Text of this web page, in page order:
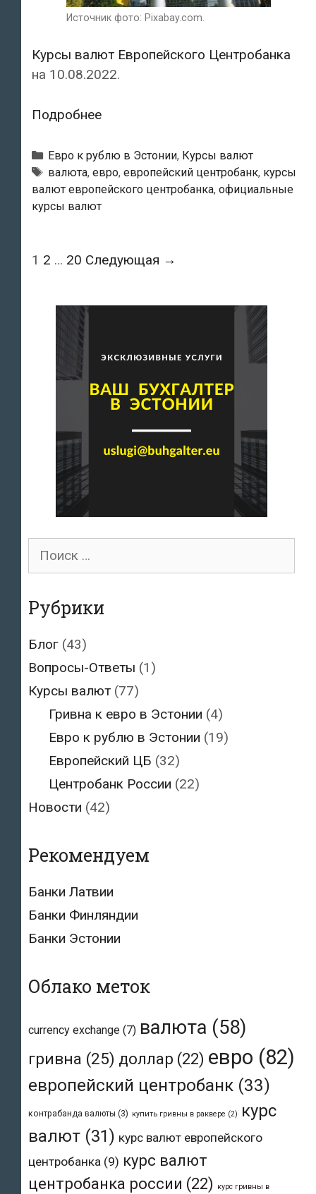
Источник фото: Pixabay.com.
Курсы валют Европейского Центробанка
на 10.08.2022.
ПодробнееКурсы
Европейского
Центробанка
на
Рубрики
Евро к рублю в Эстонии, Курсы валют
Тэги
валюта, евро, европейский центробанк, курсы
валют европейского центробанка, официальные
курсы валют
Навигация
1 2 … 20 Следующая →
Поиск
Рубрики
Блог (43)
Вопросы-Ответы (1)
Курсы валют (77)
Гривна к евро в Эстонии (4)
Евро к рублю в Эстонии (19)
Европейский ЦБ (32)
Центробанк России (22)
Новости (42)
Рекомендуем
Банки Латвии
Банки Финляндии
Банки Эстонии
Облако меток
currency exchange (7) валюта (58)
гривна (25) доллар (22) евро (82)
европейский центробанк (33)
контрабанда валюты (3) купить гривны в раквере (2)
курс
валют (31) курс валют европейского
центробанка (9) курс валют
центробанка россии (22) курс гривны в